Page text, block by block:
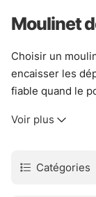
Moulinet
Choisir un
encaisser les
fiable quand le
sorties en mer,
Ici, la sélection
moulinet léger
Voir plus
Catégories